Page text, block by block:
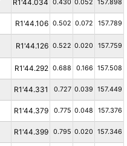
R1'44.034 0.430 0.052 157.898
R1'44.106 0.502 0.072 157.789
R1'44.126 0.522 0.020 157.759
R1'44.292 0.688 0.166 157.508
R1'44.331 0.727 0.039 157.449
R1'44.379 0.775 0.048 157.376
R1'44.399 0.795 0.020 157.346